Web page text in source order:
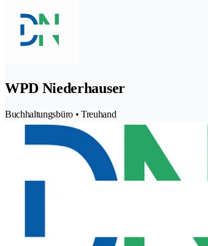
WPD Niederhauser
Buchhaltungsbüro • Treuhand